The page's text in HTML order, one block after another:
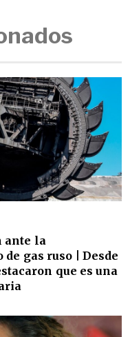
ante la
gas ruso | Desde
que es una